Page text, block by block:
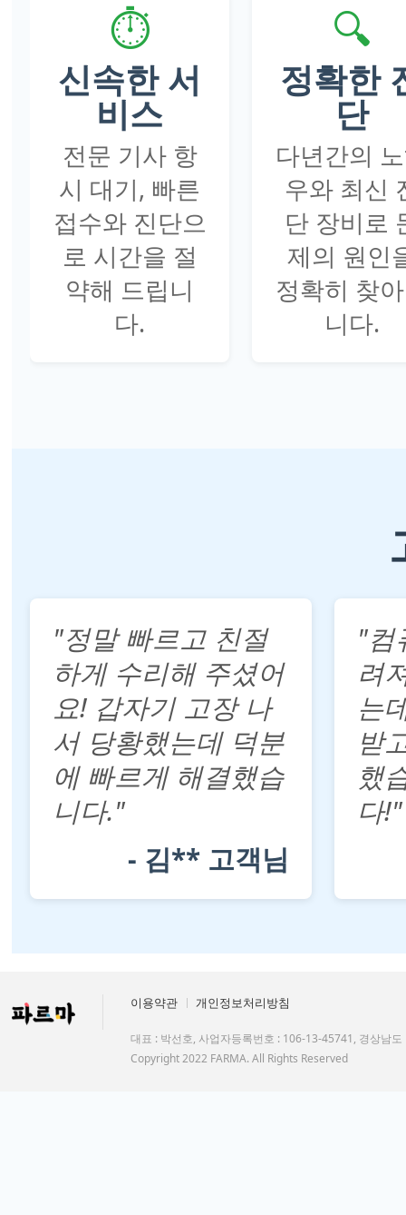
⏱️
신속한 서
비스
전문 기사 항
시 대기, 빠른
접수와 진단으
로 시간을 절
약해 드립니
다.
🔍
정확한
단
다년간의
우와 최신
단 장비로
제의 원인
정확히 찾
니다.
"정말 빠르고 친절
하게 수리해 주셨어
요! 갑자기 고장 나
서 당황했는데 덕분
에 빠르게 해결했습
니다."
- 김** 고객님
"컴
려
는
받
했
다!"
이용약관 개인정보처리방침
대표 : 박선호, 사업자등록번호 : 106-13-45741, 경상남
Copyright 2022 FARMA. All Rights Reserved